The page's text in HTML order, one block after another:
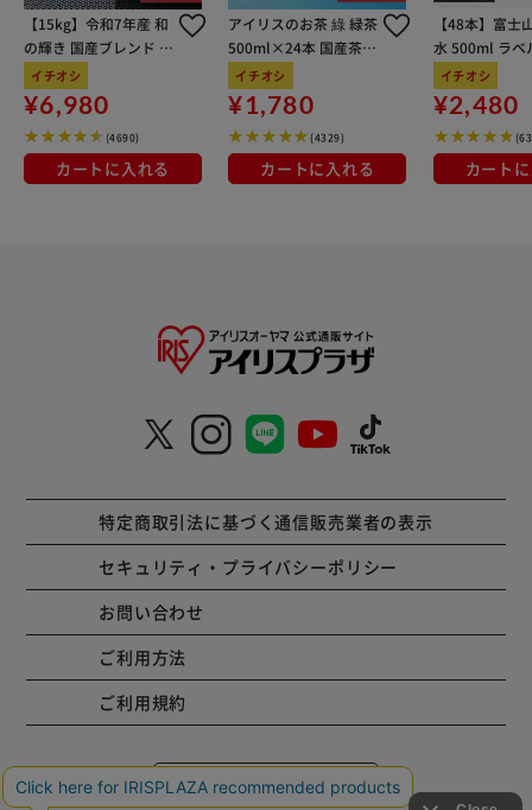
【15kg】令和7年産 和
の輝き 国産ブレンド 5
kg×3袋
イチオシ
¥6,980
(4690)
カートに入れる
アイリスのお茶 綠 緑茶
500ml×24本 国産茶葉
100％使用
イチオシ
¥1,780
(4329)
カートに入れる
【48本】富士
水 500ml ラベ
イチオシ
¥2,480
カート
特定商取引法に基づく通信販売業者の表示
セキュリティ・プライバシーポリシー
お問い合わせ
ご利用方法
ご利用規約
コーポレートサイト